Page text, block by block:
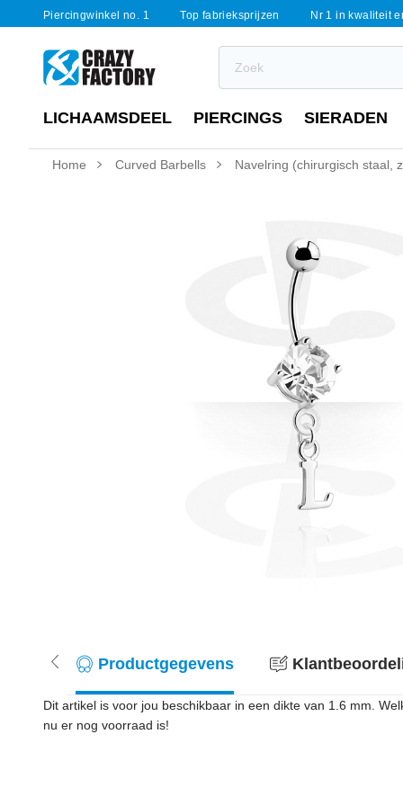
Piercingwinkel no. 1 Top fabrieksprijzen Nr 1 in kwaliteit
LICHAAMSDEEL PIERCINGS SIERADEN
Home Curved Barbells Navelring (chirurgisch staal,
Productgegevens
Dit artikel is voor jou beschikbaar in een dikte van 1.6 mm.
nu er nog voorraad is!